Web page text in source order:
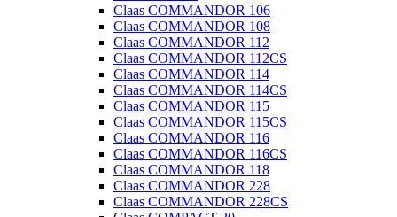
Claas COMMANDOR 106
Claas COMMANDOR 108
Claas COMMANDOR 112
Claas COMMANDOR 112CS
Claas COMMANDOR 114
Claas COMMANDOR 114CS
Claas COMMANDOR 115
Claas COMMANDOR 115CS
Claas COMMANDOR 116
Claas COMMANDOR 116CS
Claas COMMANDOR 118
Claas COMMANDOR 228
Claas COMMANDOR 228CS